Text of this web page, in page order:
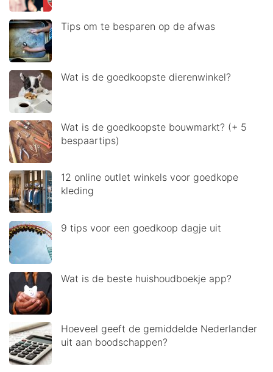
Tips om te besparen op de afwas
Wat is de goedkoopste dierenwinkel?
Wat is de goedkoopste bouwmarkt? (+ 5
bespaartips)
12 online outlet winkels voor goedkope
kleding
9 tips voor een goedkoop dagje uit
Wat is de beste huishoudboekje app?
Hoeveel geeft de gemiddelde Nederlander
uit aan boodschappen?